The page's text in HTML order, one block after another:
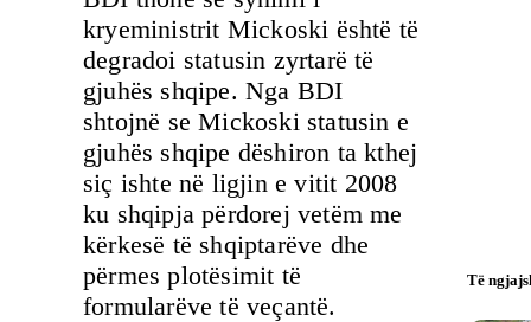
kryeministrit Mickoski është të
degradoi statusin zyrtarë të
gjuhës shqipe. Nga BDI
shtojnë se Mickoski statusin e
gjuhës shqipe dëshiron ta kthej
siç ishte në ligjin e vitit 2008
ku shqipja përdorej vetëm me
kërkesë të shqiptarëve dhe
përmes plotësimit të
formularëve të veçantë.
Të